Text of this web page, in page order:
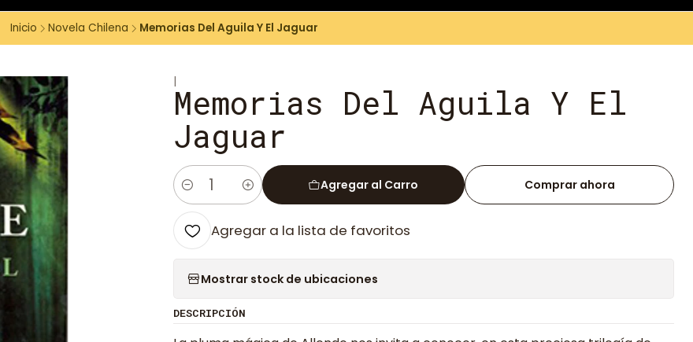
Inicio Novela Chilena Memorias Del Aguila Y El Jaguar
|
Memorias Del Aguila Y El
Jaguar
Cantidad
Agregar al Carro Comprar ahora
Agregar a la lista de favoritos
Mostrar stock de ubicaciones
DESCRIPCIÓN